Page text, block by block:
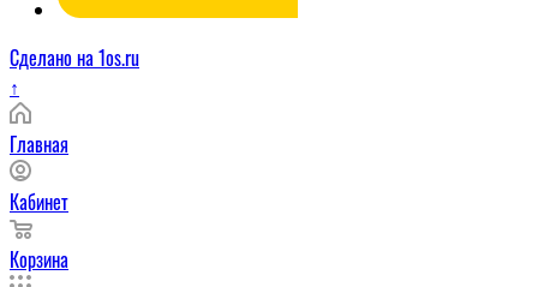
Сделано на 1os.ru
↑
Главная
Кабинет
Корзина